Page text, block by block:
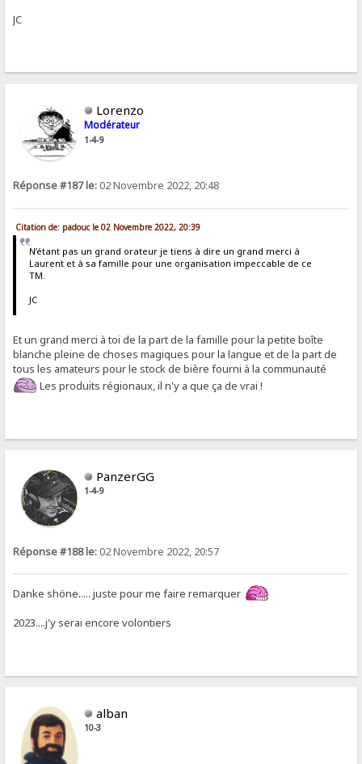
JC
Lorenzo
Modérateur
1-4-9
Réponse #187 le: 02 Novembre 2022, 20:48
Citation de: padouc le 02 Novembre 2022, 20:39
N’étant pas un grand orateur je tiens à dire un grand merci à
Laurent et à sa famille pour une organisation impeccable de ce
TM.
JC
Et un grand merci à toi de la part de la famille pour la petite boîte
blanche pleine de choses magiques pour la langue et de la part de
tous les amateurs pour le stock de bière fourni à la communauté
Les produits régionaux, il n'y a que ça de vrai !
PanzerGG
1-4-9
Réponse #188 le: 02 Novembre 2022, 20:57
Danke shöne..... juste pour me faire remarquer
2023....j'y serai encore volontiers
alban
10-3